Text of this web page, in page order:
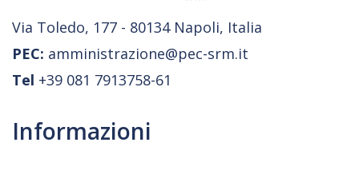
Via Toledo, 177 - 80134 Napoli, Italia
PEC: amministrazione@pec-srm.it
Tel +39 081 7913758-61
Informazioni